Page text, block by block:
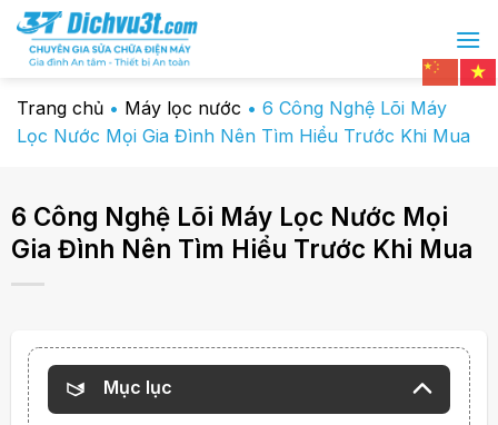
Chuyển
đến
dung
Trang chủ • Máy lọc nước • 6 Công Nghệ Lõi Máy
Lọc Nước Mọi Gia Đình Nên Tìm Hiểu Trước Khi Mua
6 Công Nghệ Lõi Máy Lọc Nước Mọi
Gia Đình Nên Tìm Hiểu Trước Khi Mua
Mục lục